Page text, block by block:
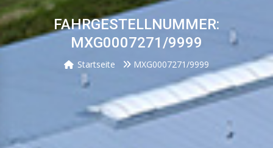
FAHRGESTELLNUMMER:
MXG0007271/9999
Startseite MXG0007271/9999